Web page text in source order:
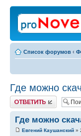
Список форумов ‹
Где можно
Ответить
Где можно
Евгений Каушанский »